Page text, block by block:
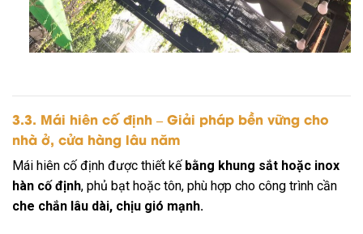
3.3. Mái hiên cố định – Giải pháp bền vững cho
nhà ở, cửa hàng lâu năm
Mái hiên cố định được thiết kế bằng khung sắt hoặc inox
hàn cố định, phủ bạt hoặc tôn, phù hợp cho công trình cần
che chắn lâu dài, chịu gió mạnh.